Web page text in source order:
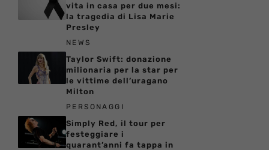
vita in casa per due mesi:
la tragedia di Lisa Marie
Presley
NEWS
Taylor Swift: donazione
milionaria per la star per
le vittime dell’uragano
Milton
PERSONAGGI
Simply Red, il tour per
festeggiare i
quarant’anni fa tappa in